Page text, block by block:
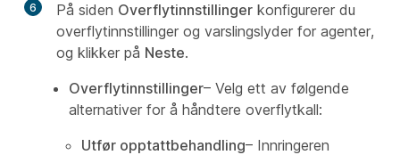
6 På siden Overflytinnstillinger konfigurerer du
overflytinnstillinger og varslingslyder for agenter,
og klikker på Neste.
Overflytinnstillinger– Velg ett av følgende
alternativer for å håndtere overflytkall:
Utfør opptattbehandling– Innringeren